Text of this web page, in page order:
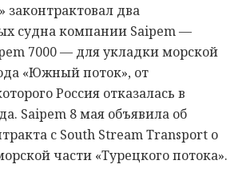
законтрактовал два
судна компании Saipem —
7000 — для укладки морской
«Южный поток», от
Россия отказалась в
Saipem 8 мая объявила об
с South Stream Transport о
части «Турецкого потока».